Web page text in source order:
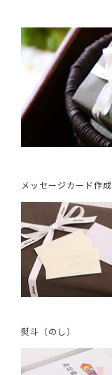
メッセージカード作成
熨斗（のし）